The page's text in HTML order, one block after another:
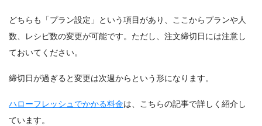
どちらも「プラン設定」という項目があり、ここからプランや人
数、レシピ数の変更が可能です。ただし、注文締切日には注意し
ておいてください。
締切日が過ぎると変更は次週からという形になります。
ハローフレッシュでかかる料金は、こちらの記事で詳しく紹介し
ています。